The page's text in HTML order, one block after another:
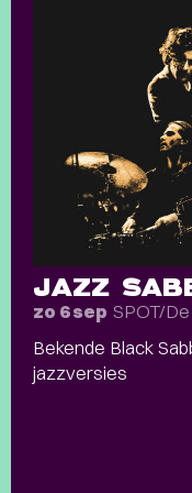
JAZZ
zo 6 sep SPOT/
Bekende Black
jazzversies